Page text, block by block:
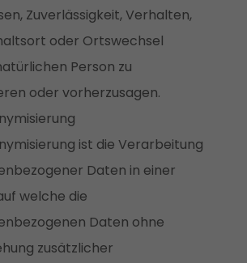
Zuverlässigkeit, Verhalten,
oder Ortswechsel
Person zu
oder vorherzusagen.
ist die Verarbeitung
Daten in einer
welche die
Daten ohne
zusätzlicher